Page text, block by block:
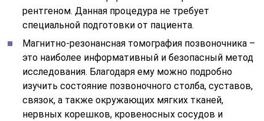
рентгеном. Данная процедура не требует
специальной подготовки от пациента.
Магнитно-резонансная томография позвоночника –
это наиболее информативный и безопасный метод
исследования. Благодаря ему можно подробно
изучить состояние позвоночного столба, суставов,
связок, а также окружающих мягких тканей,
нервных корешков, кровеносных сосудов и